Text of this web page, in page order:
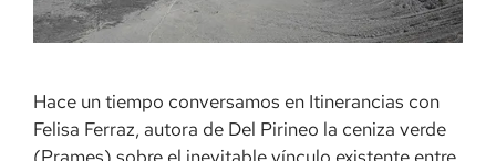
Hace un tiempo conversamos en Itinerancias con
Felisa Ferraz, autora de Del Pirineo la ceniza verde